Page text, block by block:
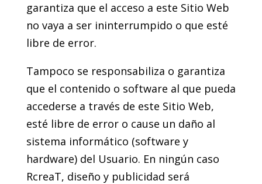
garantiza que el acceso a este Sitio Web
no vaya a ser ininterrumpido o que esté
libre de error.
Tampoco se responsabiliza o garantiza
que el contenido o software al que pueda
accederse a través de este Sitio Web,
esté libre de error o cause un daño al
sistema informático (software y
hardware) del Usuario. En ningún caso
RcreaT, diseño y publicidad será